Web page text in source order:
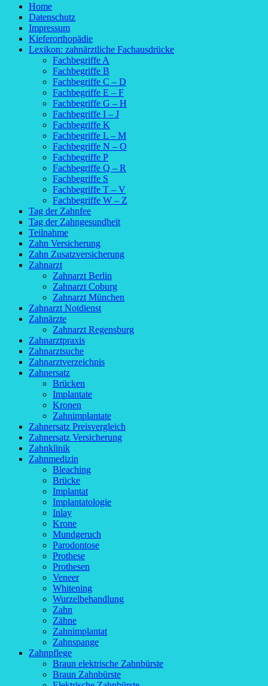
Home
Datenschutz
Impressum
Kieferorthopädie
Lexikon: zahnärztliche Fachausdrücke
Fachbegriffe A
Fachbegriffe B
Fachbegriffe C – D
Fachbegriffe E – F
Fachbegriffe G – H
Fachbegriffe I – J
Fachbegriffe K
Fachbegriffe L – M
Fachbegriffe N – O
Fachbegriffe P
Fachbegriffe Q – R
Fachbegriffe S
Fachbegriffe T – V
Fachbegriffe W – Z
Tag der Zahnfee
Tag der Zahngesundheit
Teilnahme
Zahn Versicherung
Zahn Zusatzversicherung
Zahnarzt
Zahnarzt Berlin
Zahnarzt Coburg
Zahnarzt München
Zahnarzt Notdienst
Zahnärzte
Zahnarzt Regensburg
Zahnarztpraxis
Zahnarztsuche
Zahnarztverzeichnis
Zahnersatz
Brücken
Implantate
Kronen
Zahnimplantate
Zahnersatz Preisvergleich
Zahnersatz Versicherung
Zahnklinik
Zahnmedizin
Bleaching
Brücke
Implantat
Implantatologie
Inlay
Krone
Mundgeruch
Parodontose
Prothese
Prothesen
Veneer
Whitening
Wurzelbehandlung
Zahn
Zähne
Zahnimplantat
Zahnspange
Zahnpflege
Braun elektrische Zahnbürste
Braun Zahnbürste